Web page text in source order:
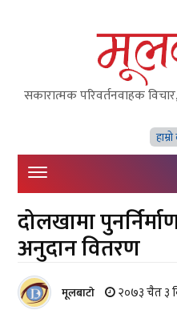
सकारात्मक परिवर्तनवाहक
दोलखामा
अनुदान वितरण
मूलबाटाे २०७३ चैत ३